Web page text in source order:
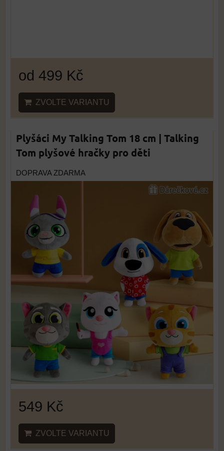
od 499 Kč
ZVOLTE VARIANTU
Plyšáci My Talking Tom 18 cm | Talking
Tom plyšové hračky pro děti
DOPRAVA ZDARMA
549 Kč
ZVOLTE VARIANTU